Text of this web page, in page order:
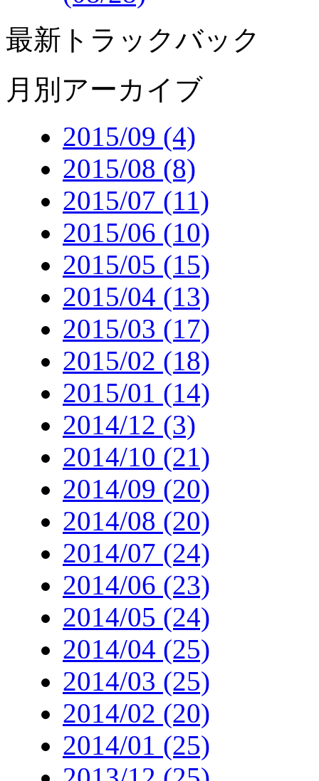
最新トラックバック
月別アーカイブ
2015/09 (4)
2015/08 (8)
2015/07 (11)
2015/06 (10)
2015/05 (15)
2015/04 (13)
2015/03 (17)
2015/02 (18)
2015/01 (14)
2014/12 (3)
2014/10 (21)
2014/09 (20)
2014/08 (20)
2014/07 (24)
2014/06 (23)
2014/05 (24)
2014/04 (25)
2014/03 (25)
2014/02 (20)
2014/01 (25)